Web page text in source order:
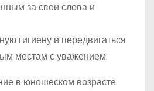
за свои слова и
гигиену и передвигаться
местам с уважением.
в юношеском возрасте